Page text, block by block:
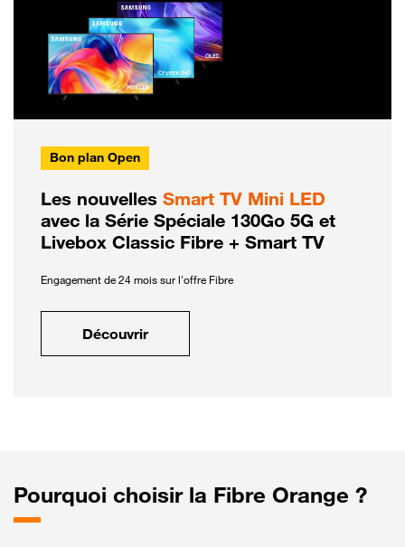
Bon plan Open
Les nouvelles Smart TV Mini LED
avec la Série Spéciale 130Go 5G et
Livebox Classic Fibre + Smart TV
Engagement de 24 mois sur l'offre Fibre
Découvrir
Pourquoi choisir la Fibre Orange ?